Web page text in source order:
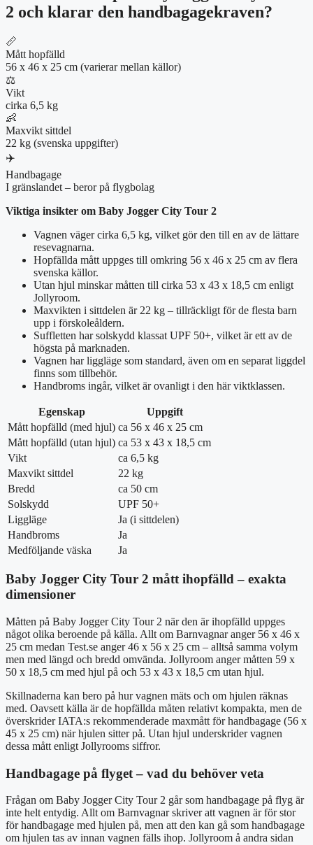
2 och klarar den handbagagekraven?
📏
Mått hopfälld
56 x 46 x 25 cm (varierar mellan källor)
⚖️
Vikt
cirka 6,5 kg
👶
Maxvikt sittdel
22 kg (svenska uppgifter)
✈️
Handbagage
I gränslandet – beror på flygbolag
Viktiga insikter om Baby Jogger City Tour 2
Vagnen väger cirka 6,5 kg, vilket gör den till en av de lättare
resevagnarna.
Hopfällda mått uppges till omkring 56 x 46 x 25 cm av flera
svenska källor.
Utan hjul minskar måtten till cirka 53 x 43 x 18,5 cm enligt
Jollyroom.
Maxvikten i sittdelen är 22 kg – tillräckligt för de flesta barn
upp i förskoleåldern.
Suffletten har solskydd klassat UPF 50+, vilket är ett av de
högsta på marknaden.
Vagnen har liggläge som standard, även om en separat liggdel
finns som tillbehör.
Handbroms ingår, vilket är ovanligt i den här viktklassen.
Egenskap
Uppgift
Mått hopfälld (med hjul) ca 56 x 46 x 25 cm
Mått hopfälld (utan hjul) ca 53 x 43 x 18,5 cm
Vikt
ca 6,5 kg
Maxvikt sittdel
22 kg
Bredd
ca 50 cm
Solskydd
UPF 50+
Liggläge
Ja (i sittdelen)
Handbroms
Ja
Medföljande väska
Ja
Baby Jogger City Tour 2 mått ihopfälld – exakta
dimensioner
Måtten på Baby Jogger City Tour 2 när den är ihopfälld uppges
något olika beroende på källa. Allt om Barnvagnar anger 56 x 46 x
25 cm medan Test.se anger 46 x 56 x 25 cm – alltså samma volym
men med längd och bredd omvända. Jollyroom anger måtten 59 x
50 x 18,5 cm med hjul på och 53 x 43 x 18,5 cm utan hjul.
Skillnaderna kan bero på hur vagnen mäts och om hjulen räknas
med. Oavsett källa är de hopfällda måten relativt kompakta, men de
överskrider IATA:s rekommenderade maxmått för handbagage (56 x
45 x 25 cm) när hjulen sitter på. Utan hjul underskrider vagnen
dessa mått enligt Jollyrooms siffror.
Handbagage på flyget – vad du behöver veta
Frågan om Baby Jogger City Tour 2 går som handbagage på flyg är
inte helt entydig. Allt om Barnvagnar skriver att vagnen är för stor
för handbagage med hjulen på, men att den kan gå som handbagage
om hjulen tas av innan vagnen fälls ihop. Jollyroom å andra sidan